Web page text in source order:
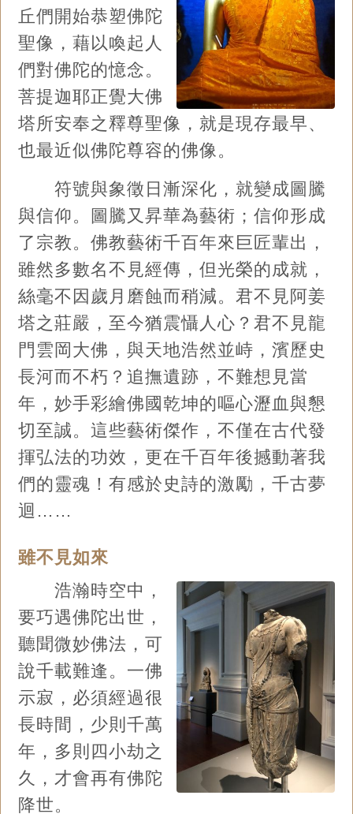
丘們開始恭塑佛陀
聖像，藉以喚起人
們對佛陀的憶念。
菩提迦耶正覺大佛
塔所安奉之釋尊聖像，就是現存最早、
也最近似佛陀尊容的佛像。
符號與象徵日漸深化，就變成圖騰
與信仰。圖騰又昇華為藝術；信仰形成
了宗教。佛教藝術千百年來巨匠輩出，
雖然多數名不見經傳，但光榮的成就，
絲毫不因歲月磨蝕而稍減。君不見阿姜
塔之莊嚴，至今猶震懾人心？君不見龍
門雲岡大佛，與天地浩然並峙，濱歷史
長河而不朽？追撫遺跡，不難想見當
年，妙手彩繪佛國乾坤的嘔心瀝血與懇
切至誠。這些藝術傑作，不僅在古代發
揮弘法的功效，更在千百年後撼動著我
們的靈魂！有感於史詩的激勵，千古夢
迴……
雖不見如來
浩瀚時空中，
要巧遇佛陀出世，
聽聞微妙佛法，可
說千載難逢。一佛
示寂，必須經過很
長時間，少則千萬
年，多則四小劫之
久，才會再有佛陀
降世。